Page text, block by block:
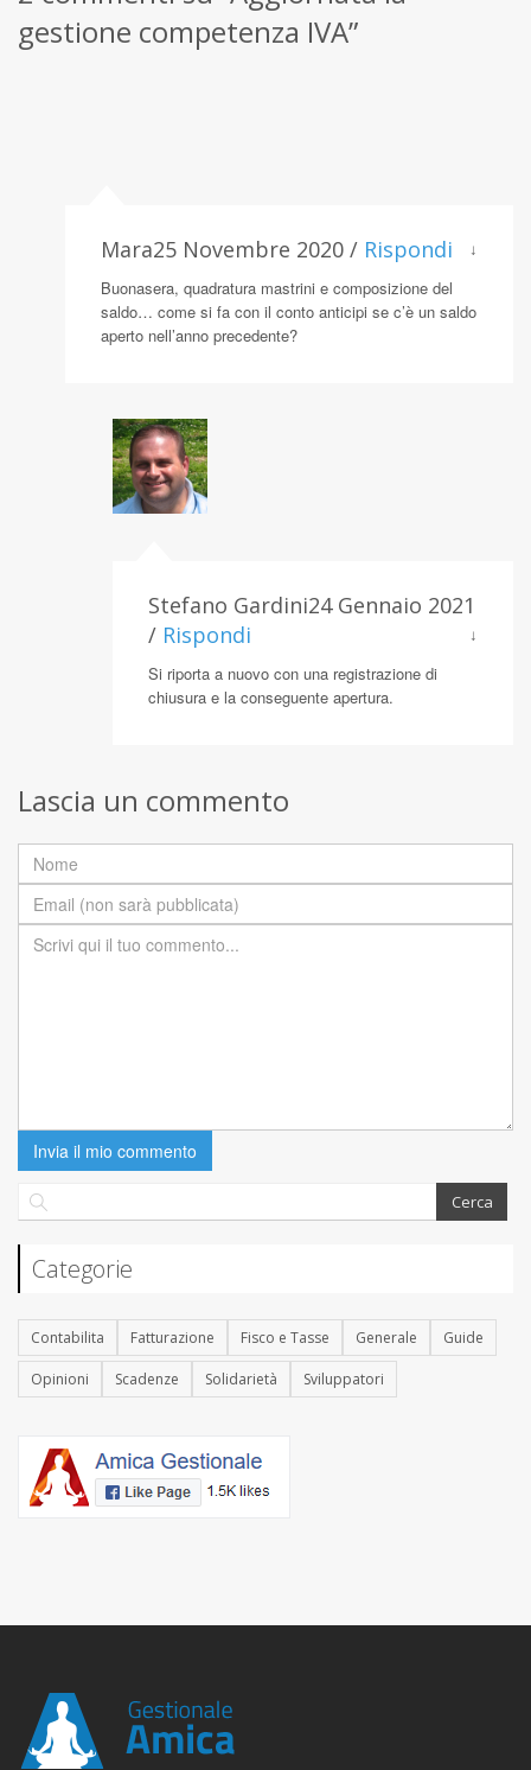
gestione competenza IVA”
Mara25 Novembre 2020 / Rispondi ↓
Buonasera, quadratura mastrini e composizione del
saldo… come si fa con il conto anticipi se c’è un saldo
aperto nell’anno precedente?
Stefano Gardini24 Gennaio 2021
/ Rispondi ↓
Si riporta a nuovo con una registrazione di
chiusura e la conseguente apertura.
Lascia un commento
Invia il mio commento
Categorie
Contabilita Fatturazione Fisco e Tasse Generale Guide
Opinioni Scadenze Solidarietà Sviluppatori